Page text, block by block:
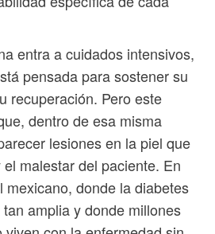
entra a cuidados intensivos,
pensada para sostener su
recuperación. Pero este
dentro de esa misma
lesiones en la piel que
malestar del paciente. En
mexicano, donde la diabetes
amplia y donde millones